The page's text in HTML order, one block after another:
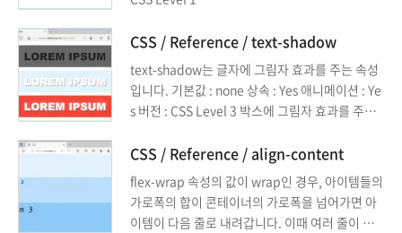
CSS / Reference / text-shadow
text-shadow는 글자에 그림자 효과를 주는 속성
입니다. 기본값 : none 상속 : Yes 애니메이션 : Ye
s 버전 : CSS Level 3 박스에 그림자 효과를 주고
CSS / Reference / align-content
flex-wrap 속성의 값이 wrap인 경우, 아이템들의
가로폭의 합이 콘테이너의 가로폭을 넘어가면 아
이템이 다음 줄로 내려갑니다. 이때 여러 줄이 되